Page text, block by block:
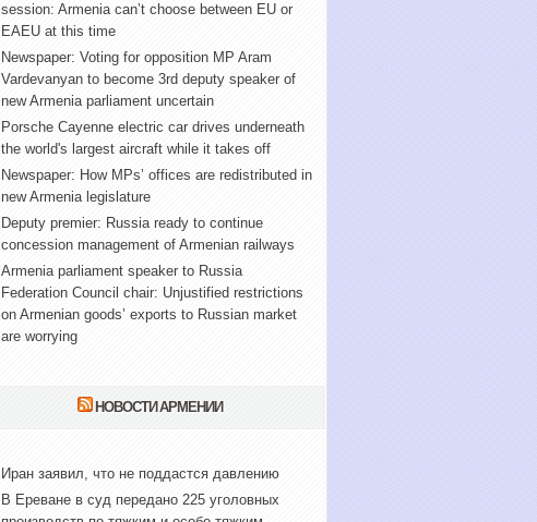
session: Armenia can’t choose between EU or
EAEU at this time
Newspaper: Voting for opposition MP Aram
Vardevanyan to become 3rd deputy speaker of
new Armenia parliament uncertain
Porsche Cayenne electric car drives underneath
the world's largest aircraft while it takes off
Newspaper: How MPs’ offices are redistributed in
new Armenia legislature
Deputy premier: Russia ready to continue
concession management of Armenian railways
Armenia parliament speaker to Russia
Federation Council chair: Unjustified restrictions
on Armenian goods’ exports to Russian market
are worrying
НОВОСТИ АРМЕНИИ
Иран заявил, что не поддастся давлению
В Ереване в суд передано 225 уголовных